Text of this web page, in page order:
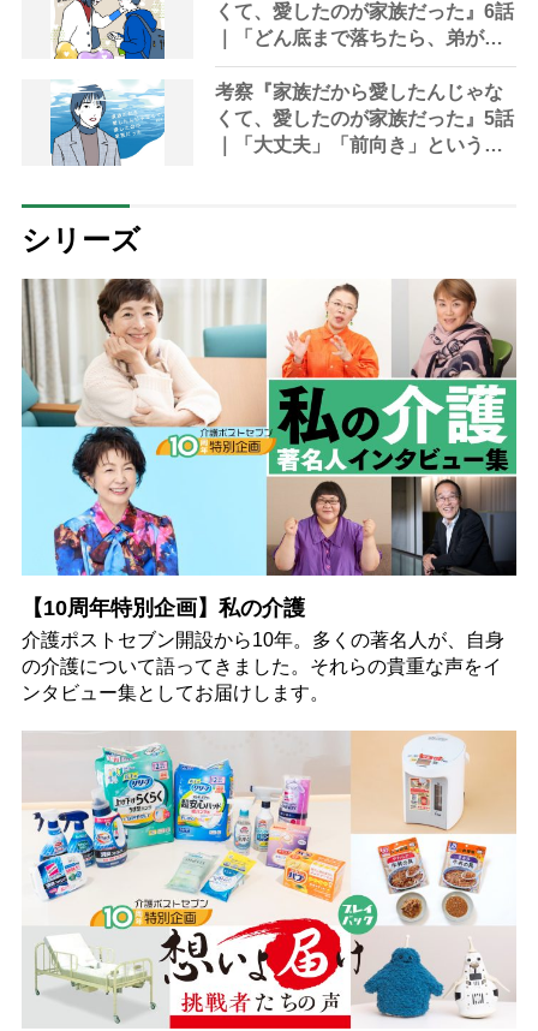
くて、愛したのが家族だった』6話
｜「どん底まで落ちたら、弟が輝
いて見えた」にたった一晩で7000
件「いいね」が
考察『家族だから愛したんじゃな
くて、愛したのが家族だった』5話
｜「大丈夫」「前向き」という言
シリーズ
【10周年特別企画】私の介護
介護ポストセブン開設から10年。多くの著名人が、自身
の介護について語ってきました。それらの貴重な声をイ
ンタビュー集としてお届けします。